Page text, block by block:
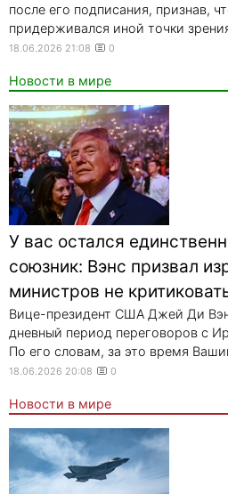
после его подписания, признав,
придерживался иной точки
18.06.2026 21:08 0
Новости в мире
У вас остался
союзник: Вэнс призвал
министров не
Вице-президент США Джей Ди
дневный период переговоров с
По его словам, за это время
18.06.2026 20:08 0
Новости в мире